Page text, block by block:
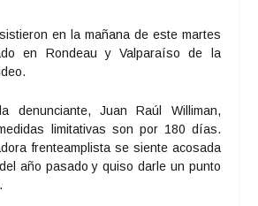
en la mañana de este martes
en Rondeau y Valparaíso de la
denunciante, Juan Raúl Williman,
limitativas son por 180 días.
frenteamplista se siente acosada
año pasado y quiso darle un punto